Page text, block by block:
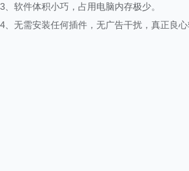
3、软件体积小巧，占用电脑内存极少。
4、无需安装任何插件，无广告干扰，真正良心